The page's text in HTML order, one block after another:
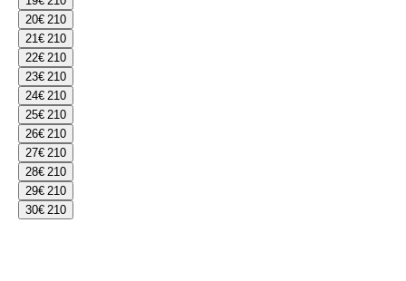
20€ 210
21€ 210
22€ 210
23€ 210
24€ 210
25€ 210
26€ 210
27€ 210
28€ 210
29€ 210
30€ 210